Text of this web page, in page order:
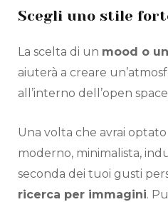
Scegli uno stile
La scelta di un mood o
aiuterà a creare
all’interno dell’open
Una volta che avrai
moderno, minimalista,
seconda dei tuoi gusti
ricerca per immagini.